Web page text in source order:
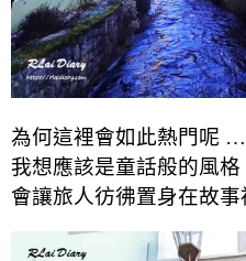
為何這裡會如此熱門呢
我想應該是童話般的風格
會讓旅人彷彿置身在故事